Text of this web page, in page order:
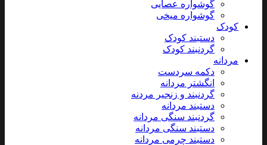
گوشواره عصایی
گوشواره میخی
کودک
دستبند کودک
گردنبند کودک
مردانه
دکمه سردست
انگشتر مردانه
گردنبند و زنجیر مردنه
دستبند مردانه
گردنبند سنگی مردانه
دستبند سنگی مردانه
دستبند چرمی مردانه